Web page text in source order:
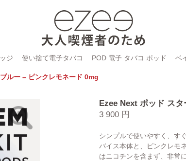
ジ 使い捨て電子タバコ POD 電子 タバコ ポッド ベ
ルー – ピンクレモネード 0mg
Ezee Next ポッド ス
3 900 円
シンプルで使いやすく、す
バイス本体と、ピンクレモ
はニコチンを含まず、非常